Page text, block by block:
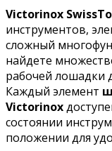
Victorinox
инструментов,
сложный
найдете
рабочей лошадки
Каждый элемент
Victorinox
состоянии
положении для